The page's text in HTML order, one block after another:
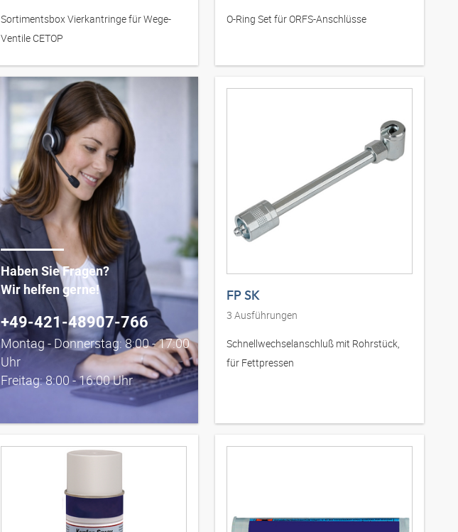
Sortimentsbox Vierkantringe für Wege-
Ventile CETOP
O-Ring Set für ORFS-Anschlüsse
Haben Sie Fragen?
Wir helfen gerne!
+49-421-48907-766
Montag - Donnerstag: 8:00 - 17:00
Uhr
Freitag: 8:00 - 16:00 Uhr
FP SK
3 Ausführungen
Schnellwechselanschluß mit Rohrstück,
für Fettpressen